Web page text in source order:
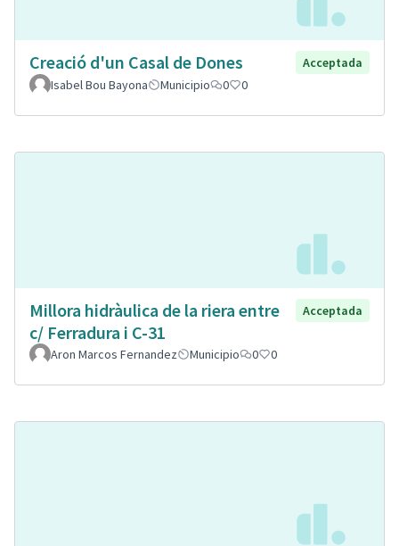
Creació d'un Casal de Dones
Acceptada
Isabel Bou Bayona
Municipio 0 0
Millora hidràulica de la riera entre
c/ Ferradura i C-31
Acceptada
Aron Marcos Fernandez Municipio 0 0